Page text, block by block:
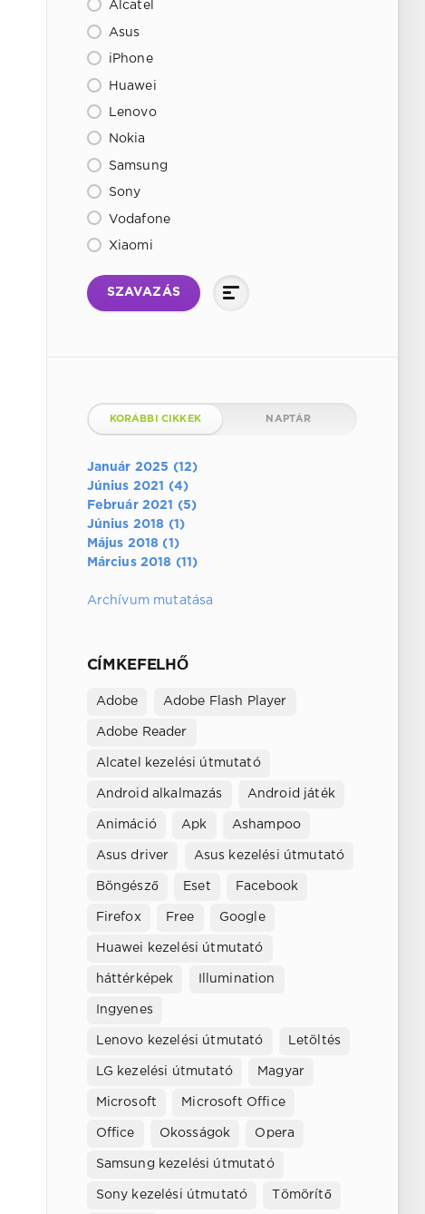
Alcatel
Asus
iPhone
Huawei
Lenovo
Nokia
Samsung
Sony
Vodafone
Xiaomi
SZAVAZÁS
KORÁBBI CIKKEK NAPTÁR
Január 2025 (12)
Június 2021 (4)
Február 2021 (5)
Június 2018 (1)
Május 2018 (1)
Március 2018 (11)
Archívum mutatása
CÍMKEFELHŐ
Adobe Adobe Flash Player
Adobe Reader
Alcatel kezelési útmutató
Android alkalmazás Android játék
Animáció Apk Ashampoo
Asus driver Asus kezelési útmutató
Böngésző Eset Facebook
Firefox Free Google
Huawei kezelési útmutató
háttérképek Illumination
Ingyenes
Lenovo kezelési útmutató Letöltés
LG kezelési útmutató Magyar
Microsoft Microsoft Office
Office Okosságok Opera
Samsung kezelési útmutató
Sony kezelési útmutató Tömörítő